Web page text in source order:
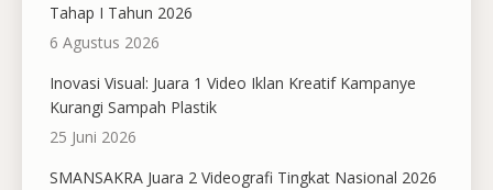
Tahap I Tahun 2026
6 Agustus 2026
Inovasi Visual: Juara 1 Video Iklan Kreatif Kampanye
Kurangi Sampah Plastik
25 Juni 2026
SMANSAKRA Juara 2 Videografi Tingkat Nasional 2026